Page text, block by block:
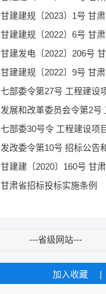
甘建建规〔2023〕1号 甘
甘建建规〔2022〕6号 甘
七部委令第27号 工程建设
发展和改革委员会令第2
七部委30号令 工程建设项
发改委令第10号 招标公告
甘建建〔2020〕160号 甘
甘肃省招标投标实施条例
---省级网站---
加入收藏 |